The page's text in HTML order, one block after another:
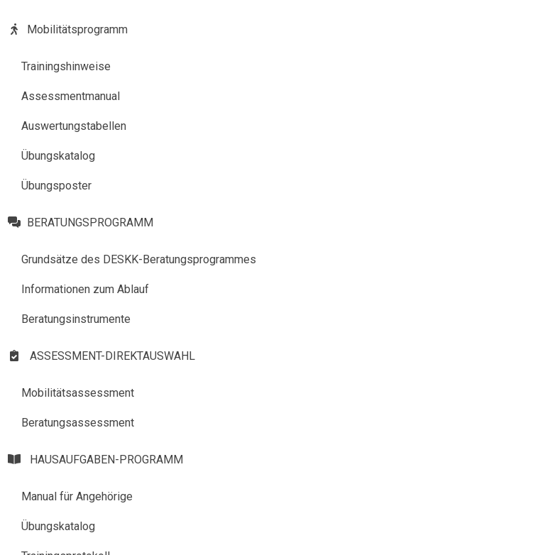
Mobilitätsprogramm
Trainingshinweise
Assessmentmanual
Auswertungstabellen
Übungskatalog
Übungsposter
BERATUNGSPROGRAMM
Grundsätze des DESKK-Beratungsprogrammes
Informationen zum Ablauf
Beratungsinstrumente
ASSESSMENT-DIREKTAUSWAHL​
Mobilitätsassessment
Beratungsassessment
HAUSAUFGABEN-PROGRAMM​
Manual für Angehörige
Übungskatalog